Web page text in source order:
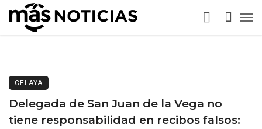
CELAYA
Delegada de San Juan de la Vega no
tiene responsabilidad en recibos falsos: